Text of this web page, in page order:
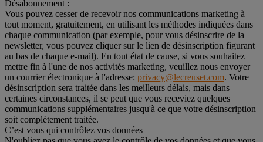
Désabonnement :
Vous pouvez cesser de recevoir nos communications marketing à
tout moment, gratuitement, en utilisant les méthodes indiquées dans
chaque communication (par exemple, pour vous désinscrire de la
newsletter, vous pouvez cliquer sur le lien de désinscription figurant
au bas de chaque e-mail). En tout état de cause, si vous souhaitez
mettre fin à l'une de nos activités marketing, veuillez nous envoyer
un courrier électronique à l'adresse: privacy@lecreuset.com. Votre
désinscription sera traitée dans les meilleurs délais, mais dans
certaines circonstances, il se peut que vous receviez quelques
communications supplémentaires jusqu'à ce que votre désinscription
soit complètement traitée.
C’est vous qui contrôlez vos données